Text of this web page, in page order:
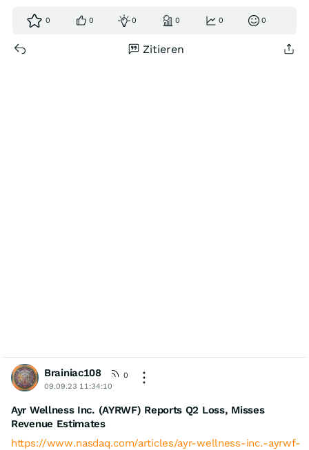
0 0 0 0 0 0
Zitieren
Brainiac108
0
09.09.23 11:34:10
Ayr Wellness Inc. (AYRWF) Reports Q2 Loss, Misses
Revenue Estimates
https://www.nasdaq.com/articles/ayr-wellness-inc.-ayrwf-